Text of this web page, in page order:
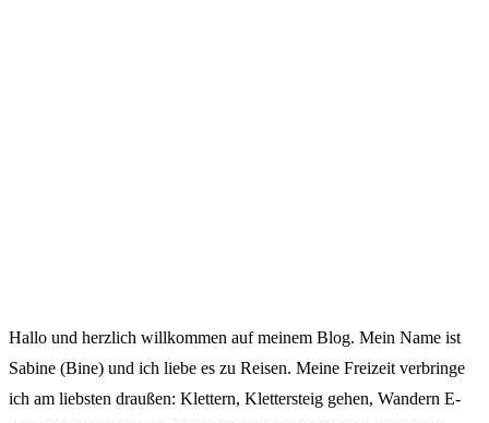
Hallo und herzlich willkommen auf meinem Blog. Mein Name ist
Sabine (Bine) und ich liebe es zu Reisen. Meine Freizeit verbringe
ich am liebsten draußen: Klettern, Klettersteig gehen, Wandern E-